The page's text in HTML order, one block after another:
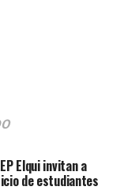
Elqui invitan a
de estudiantes